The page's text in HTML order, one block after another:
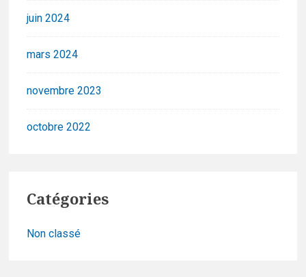
juin 2024
mars 2024
novembre 2023
octobre 2022
Catégories
Non classé